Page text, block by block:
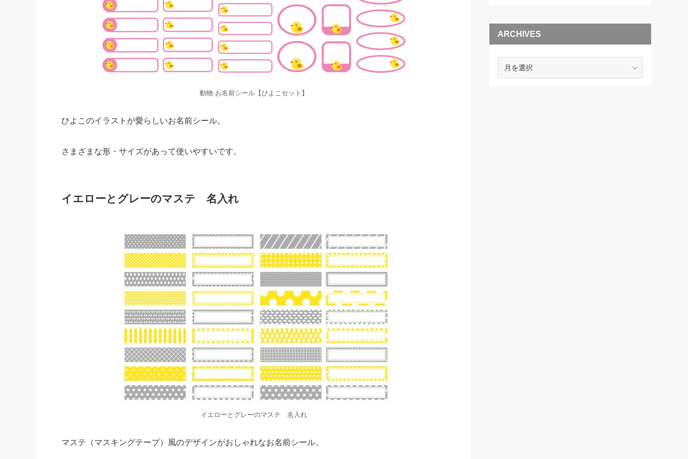
動物 お名前シール【ひよこセット】
ひよこのイラストが愛らしいお名前シール。
さまざまな形・サイズがあって使いやすいです。
イエローとグレーのマステ 名入れ
イエローとグレーのマステ 名入れ
マステ（マスキングテープ）風のデザインがおしゃれなお名前シール。
ARCHIVES
ARCHIVES